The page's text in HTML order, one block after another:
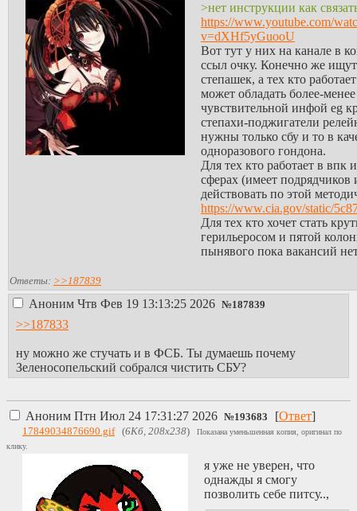
>нет инструкции как
https://www.youtube.com/
v=dXHf5yGuooU
Вот тут у них на канале в
ссыл очку. Конечно же
степашек, а тех кто
может обладать более-менее
чувствительной инфой eg
степахи-поджигатели
нужны только сбу и то в
одноразового гондона.
Для тех кто работает в впк
сферах (имеет подрядчиков
действовать по этой
https://www.cia.gov/static/
Для тех кто хочет стать
герильеросом и пятой
пынявого пока вакансий
Ответы: >>187839
Аноним Чтв Фев 19 13:13:25 2026 №187839
>>187833
ну можно же стучать и в ФСБ. Ты думаешь почему
Зеленосопельский собрался чистить СБУ?
Аноним Птн Июл 24 17:31:27 2026 №193683 [Ответ]
17849034876690.gif(6Кб, 208x238)
Показана уменьшенная копия, оригинал по
клику.
я уже не уверен, что
однажды я смогу
позволить себе питсу..,